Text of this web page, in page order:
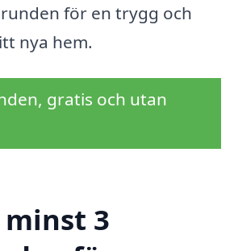
för en trygg och
nya hem.
gratis och utan
3